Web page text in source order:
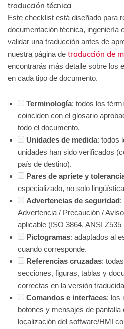
traducción técnica
Este checklist está diseñado para
documentación técnica, ingeniería
validar una traducción antes de
nuestra página de traducción de
encontrarás más detalle sobre los
en cada tipo de documento.
Terminología: todos los
coinciden con el glosario
todo el documento.
Unidades de medida: todos
unidades han sido verificados
país de destino).
Pares de apriete y
especializado, no solo
Advertencias de seguridad:
Advertencia / Precaución /
aplicable (ISO 3864, ANSI Z535
Pictogramas: adaptados al
cuando corresponde.
Referencias cruzadas:
secciones, figuras, tablas y
correctas en la versión
Comandos e interfaces: los
botones y mensajes de pantalla
localización del software/HMI